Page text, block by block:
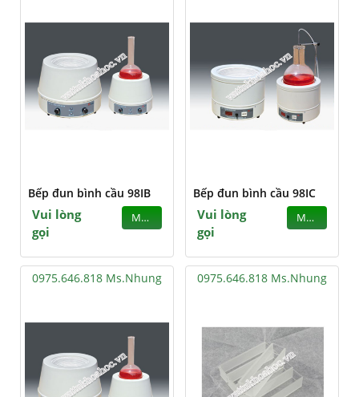
Bếp đun bình cầu 98IB
Vui lòng
gọi
MUA
Bếp đun bình cầu 98IC
Vui lòng
gọi
MUA
0975.646.818 Ms.Nhung 0975.646.818 Ms.Nhung